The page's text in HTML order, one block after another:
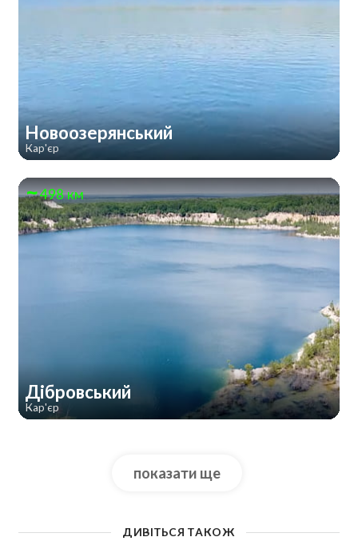
Новоозерянський
Кар'єр
498 км
Дібровський
Кар'єр
показати ще
ДИВІТЬСЯ ТАКОЖ